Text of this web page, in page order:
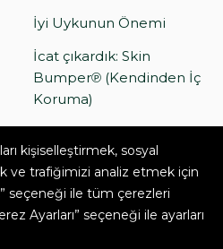
İyi Uykunun Önemi
İcat çıkardık: Skin
Bumper℗ (Kendinden İç
Koruma)
Nanu Bergama Çocuk
Ormanı
kişiselleştirmek, sosyal
ve trafiğimizi analiz etmek için
seçeneği ile tüm çerezleri
Ayarları” seçeneği ile ayarları